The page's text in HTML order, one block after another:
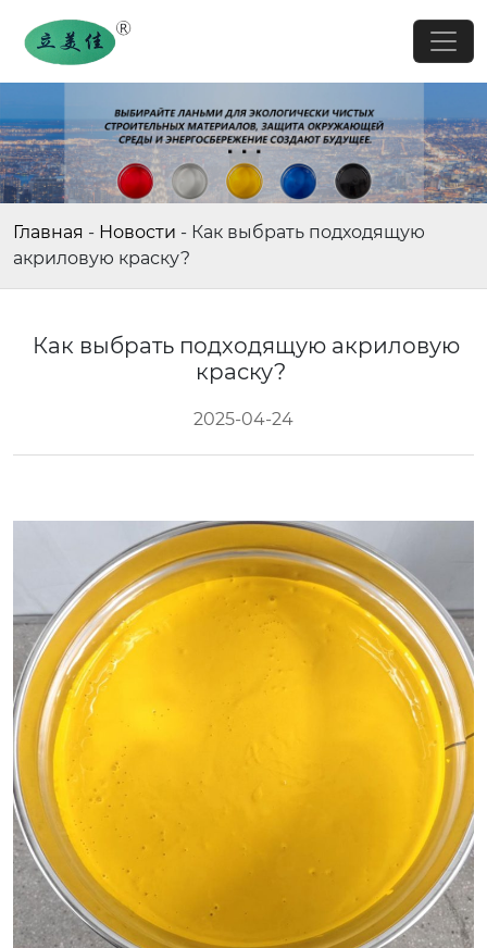
Главная - Новости - Как выбрать подходящую
акриловую краску?
Как выбрать подходящую акриловую
краску?
2025-04-24